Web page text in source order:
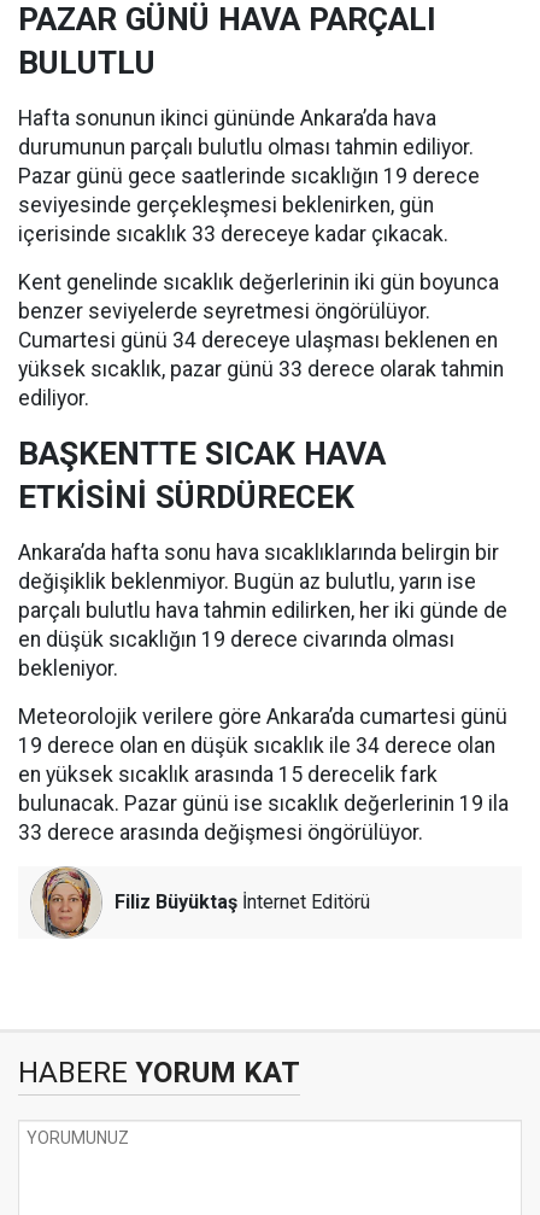
PAZAR GÜNÜ HAVA PARÇALI
BULUTLU
Hafta sonunun ikinci gününde Ankara’da hava
durumunun parçalı bulutlu olması tahmin ediliyor.
Pazar günü gece saatlerinde sıcaklığın 19 derece
seviyesinde gerçekleşmesi beklenirken, gün
içerisinde sıcaklık 33 dereceye kadar çıkacak.
Kent genelinde sıcaklık değerlerinin iki gün boyunca
benzer seviyelerde seyretmesi öngörülüyor.
Cumartesi günü 34 dereceye ulaşması beklenen en
yüksek sıcaklık, pazar günü 33 derece olarak tahmin
ediliyor.
BAŞKENTTE SICAK HAVA
ETKİSİNİ SÜRDÜRECEK
Ankara’da hafta sonu hava sıcaklıklarında belirgin bir
değişiklik beklenmiyor. Bugün az bulutlu, yarın ise
parçalı bulutlu hava tahmin edilirken, her iki günde de
en düşük sıcaklığın 19 derece civarında olması
bekleniyor.
Meteorolojik verilere göre Ankara’da cumartesi günü
19 derece olan en düşük sıcaklık ile 34 derece olan
en yüksek sıcaklık arasında 15 derecelik fark
bulunacak. Pazar günü ise sıcaklık değerlerinin 19 ila
33 derece arasında değişmesi öngörülüyor.
Filiz Büyüktaş İnternet Editörü
HABERE YORUM KAT